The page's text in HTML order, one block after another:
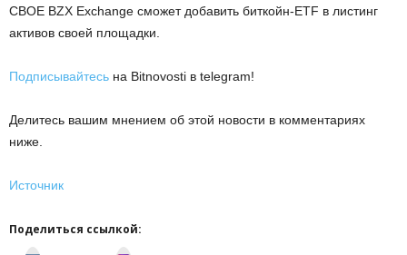
CBOE BZX Exchange сможет добавить биткойн-ETF в листинг
активов своей площадки.
Подписывайтесь на Bitnovosti в telegram!
Делитесь вашим мнением об этой новости в комментариях
ниже.
Источник
Поделиться ссылкой: